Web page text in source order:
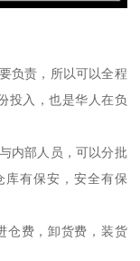
负责，所以可以全程
投入，也是华人在负
内部人员，可以分批
有保安，安全有保
仓费，卸货费，装货